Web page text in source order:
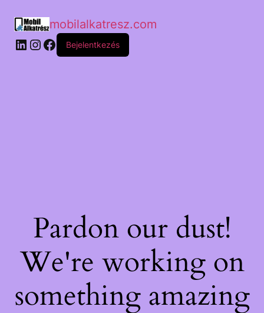
mobilalkatresz.com
Bejelentkezés
Pardon our dust!
We're working on
something amazing